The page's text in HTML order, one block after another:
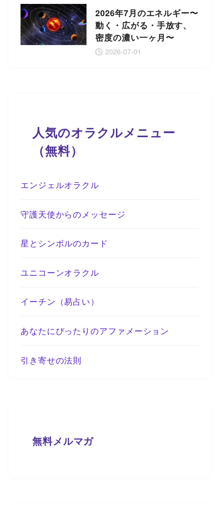
2026年7月のエネルギー〜
動く・広がる・手放す、
密度の濃い一ヶ月〜
2026-07-01
人気のオラクルメニュー
（無料）
エンジェルオラクル
守護天使からのメッセージ
星とシンボルのカード
ユニコーンオラクル
イーチン（易占い）
あなたにぴったりのアファメーション
引き寄せの法則
無料メルマガ